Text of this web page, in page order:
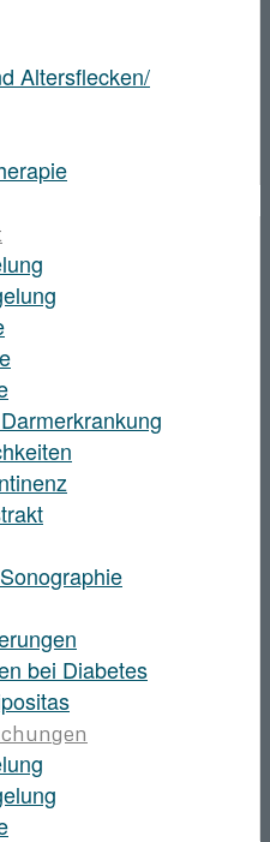
Altersflecken/
bei Diabetes